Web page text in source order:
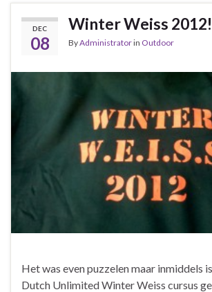
DEC
08
Winter Weiss 2012!
ByAdministratorin Outdoor
Het was even puzzelen maar inmiddels
Dutch Unlimited Winter Weiss cursus